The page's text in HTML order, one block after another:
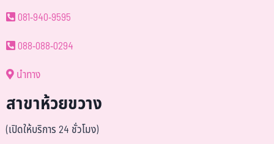
081-940-9595
088-088-0294
นำทาง
สาขาห้วยขวาง
(เปิดให้บริการ 24 ชั่วโมง)